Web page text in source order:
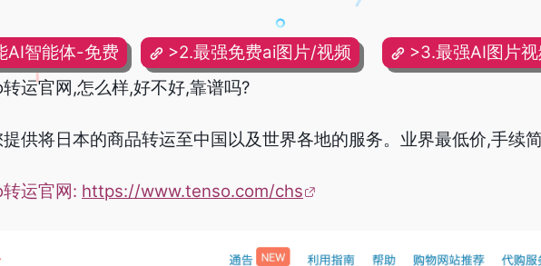
AI智能体-免费 >2.最强免费ai图片/视频
>3.最强AI图片
运官网,怎么样,好不好,靠谱吗?
提供将日本的商品转运至中国以及世界各地的服务。业界最低价,手续
运官网: https://www.tenso.com/chs